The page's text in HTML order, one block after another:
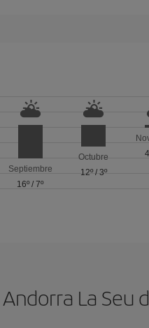
Septiembre
16º /7º
Octubre
12º/ 3º
La Seu